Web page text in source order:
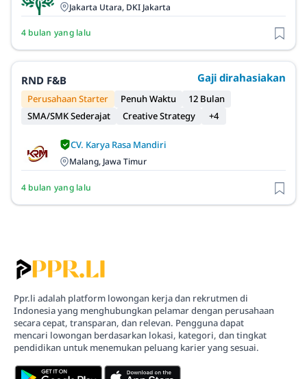
Jakarta Utara, DKI Jakarta
4 bulan yang lalu
RND F&B Gaji dirahasiakan
Perusahaan Starter Penuh Waktu
12 Bulan
SMA/SMK Sederajat
Creative Strategy +4
CV. Karya Rasa Mandiri
Malang, Jawa Timur
4 bulan yang lalu
Ppr.li adalah platform lowongan kerja dan rekrutmen di
Indonesia yang menghubungkan pelamar dengan perusahaan
secara cepat, transparan, dan relevan. Pengguna dapat
mencari lowongan berdasarkan lokasi, kategori, dan tingkat
pendidikan untuk menemukan peluang karier yang sesuai.